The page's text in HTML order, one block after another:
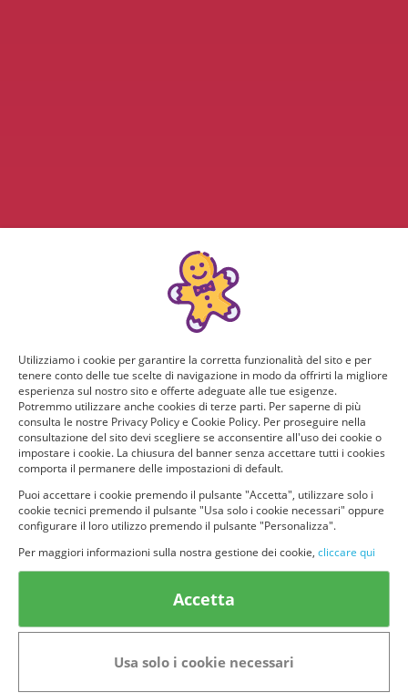
© provaprodottigratis.it 2023 | All Rights Reserved.
Categorie in evidenza
Alimenti e bevande
Link Utili
Utilizziamo i cookie per garantire la corretta funzionalità del sito e per
tenere conto delle tue scelte di navigazione in modo da offrirti la migliore
esperienza sul nostro sito e offerte adeguate alle tue esigenze.
Potremmo utilizzare anche cookies di terze parti. Per saperne di più
consulta le nostre Privacy Policy e Cookie Policy. Per proseguire nella
consultazione del sito devi scegliere se acconsentire all'uso dei cookie o
impostare i cookie. La chiusura del banner senza accettare tutti i cookies
comporta il permanere delle impostazioni di default.
Puoi accettare i cookie premendo il pulsante "Accetta", utilizzare solo i
cookie tecnici premendo il pulsante "Usa solo i cookie necessari" oppure
configurare il loro utilizzo premendo il pulsante "Personalizza".
Per maggiori informazioni sulla nostra gestione dei cookie, cliccare qui
Accetta
Usa solo i cookie necessari